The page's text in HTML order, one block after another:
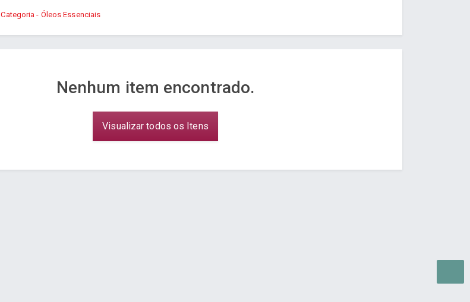
Categoria - Óleos Essenciais
Nenhum item encontrado.
Visualizar todos os Itens